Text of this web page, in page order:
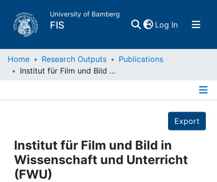
University of Bamberg
FIS Log In(current)
Home
Projects
People
Home Research Outputs
Publications
Institut für Film und Bild in Wissenschaft und Unterricht (FWU)
Export
Institut für Film und Bild in
Wissenschaft und Unterricht
(FWU)